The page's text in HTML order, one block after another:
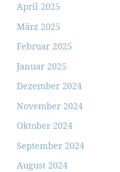
April 2025
März 2025
Februar 2025
Januar 2025
Dezember 2024
November 2024
Oktober 2024
September 2024
August 2024